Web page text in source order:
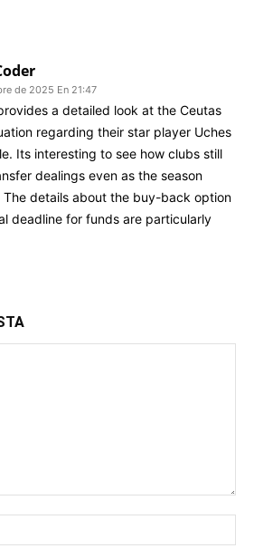
de 2025 En 21:47
a detailed look at the Ceutas
regarding their star player Uches
Its interesting to see how clubs still
dealings even as the season
The details about the buy-back option
deadline for funds are particularly